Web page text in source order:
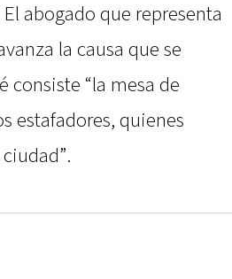
abogado que representa
la causa que se
consiste “la mesa de
estafadores, quienes